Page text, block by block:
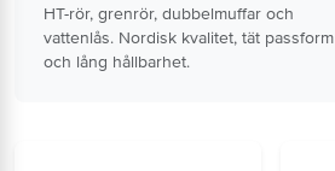
HT-rör, grenrör, dubbelmuffar och
vattenlås. Nordisk kvalitet, tät passform
och lång hållbarhet.